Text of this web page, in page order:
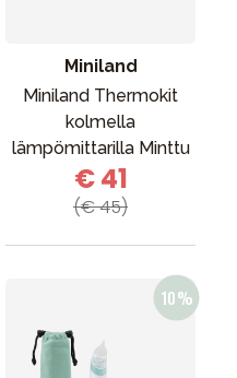
Miniland
Miniland Thermokit
kolmella
lämpömittarilla Minttu
€ 41
(€ 45)